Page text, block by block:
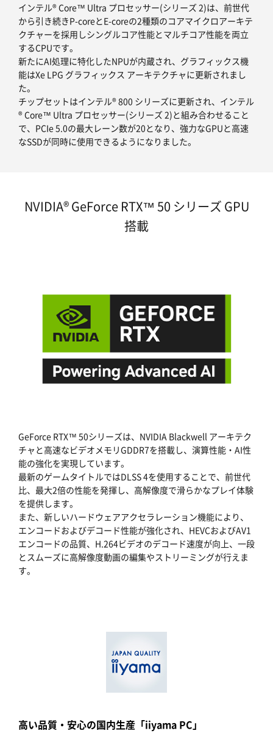
インテル® Core™ Ultra プロセッサー(シリーズ 2)は、前世代
から引き続きP-coreとE-coreの2種類のコアマイクロアーキテ
クチャーを採用しシングルコア性能とマルチコア性能を両立
するCPUです。
新たにAI処理に特化したNPUが内蔵され、グラフィックス機
能はXe LPG グラフィックス アーキテクチャに更新されまし
た。
チップセットはインテル® 800 シリーズに更新され、インテル
® Core™ Ultra プロセッサー(シリーズ 2)と組み合わせること
で、PCIe 5.0の最大レーン数が20となり、強力なGPUと高速
なSSDが同時に使用できるようになりました。
NVIDIA® GeForce RTX™ 50 シリーズ GPU
搭載
GeForce RTX™ 50シリーズは、NVIDIA Blackwell アーキテク
チャと高速なビデオメモリGDDR7を搭載し、演算性能・AI性
能の強化を実現しています。
最新のゲームタイトルではDLSS 4を使用することで、前世代
比、最大2倍の性能を発揮し、高解像度で滑らかなプレイ体験
を提供します。
また、新しいハードウェアアクセラレーション機能により、
エンコードおよびデコード性能が強化され、HEVCおよびAV1
エンコードの品質、H.264ビデオのデコード速度が向上、一段
とスムーズに高解像度動画の編集やストリーミングが行えま
す。
高い品質・安心の国内生産「iiyama PC」